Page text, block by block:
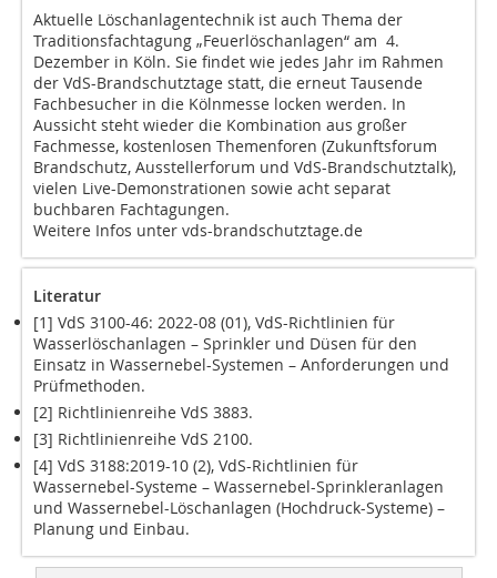
Aktuelle Löschanlagentechnik ist auch Thema der
Traditionsfachtagung „Feuerlöschanlagen“ am 4.
Dezember in Köln. Sie findet wie jedes Jahr im Rahmen
der VdS-Brandschutztage statt, die erneut Tausende
Fachbesucher in die Kölnmesse locken werden. In
Aussicht steht wieder die Kombination aus großer
Fachmesse, kostenlosen Themenforen (Zukunftsforum
Brandschutz, Ausstellerforum und VdS-Brandschutztalk),
vielen Live-Demonstrationen sowie acht separat
buchbaren Fachtagungen.
Weitere Infos unter vds-brandschutztage.de
Literatur
[1] VdS 3100-46: 2022-08 (01), VdS-Richtlinien für
Wasserlöschanlagen – Sprinkler und Düsen für den
Einsatz in Wassernebel-Systemen – Anforderungen und
Prüfmethoden.
[2] Richtlinienreihe VdS 3883.
[3] Richtlinienreihe VdS 2100.
[4] VdS 3188:2019-10 (2), VdS-Richtlinien für
Wassernebel-Systeme – Wassernebel-Sprinkleranlagen
und Wassernebel-Löschanlagen (Hochdruck-Systeme) –
Planung und Einbau.